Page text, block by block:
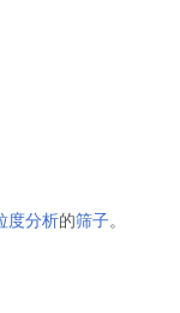
度分析的筛子。